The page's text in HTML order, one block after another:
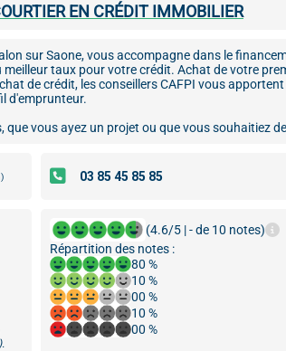
EN CRÉDIT IMMOBILIER
sur Saone, vous accompagne dans le
taux pour votre crédit. Achat de votre
de crédit, les conseillers CAFPI vous
d'emprunteur.
que vous ayez un projet ou que vous souhaitiez
(4.6/5 | - de 10 notes)
Répartition des notes :
80 %
10 %
00 %
10 %
00 %